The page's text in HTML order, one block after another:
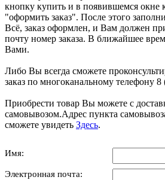
кнопку купить и в появившемся окне
"оформить заказ". После этого
Всё, заказ оформлен, и Вам должен
почту номер заказа. В ближайшее
Вами.
Либо Вы всегда сможете
заказ по многоканальному телефону 8
Приобрести товар Вы можете с
самовывозом.Адрес пункта
сможете увидеть Здесь.
Имя:
Электронная почта: